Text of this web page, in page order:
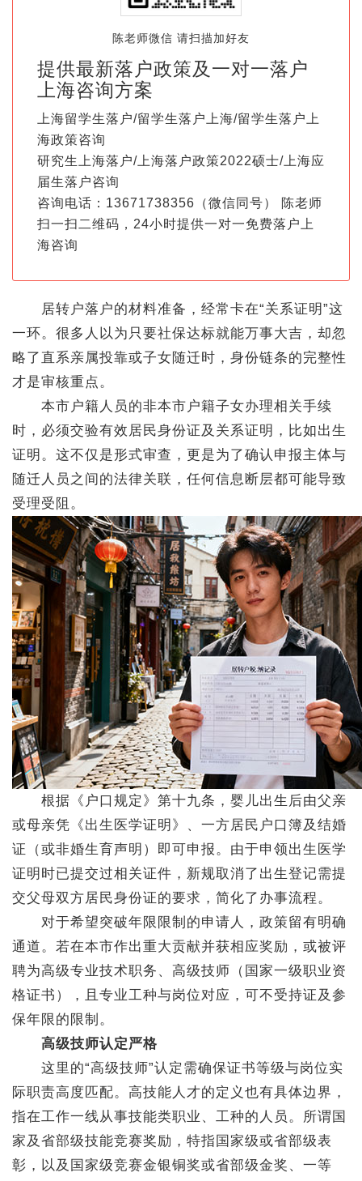
陈老师微信 请扫描加好友
提供最新落户政策及一对一落户
上海咨询方案
上海留学生落户/留学生落户上海/留学生落户上
海政策咨询
研究生上海落户/上海落户政策2022硕士/上海应
届生落户咨询
咨询电话：13671738356（微信同号） 陈老师
扫一扫二维码，24小时提供一对一免费落户上
海咨询
居转户落户的材料准备，经常卡在“关系证明”这
一环。很多人以为只要社保达标就能万事大吉，却忽
略了直系亲属投靠或子女随迁时，身份链条的完整性
才是审核重点。
本市户籍人员的非本市户籍子女办理相关手续
时，必须交验有效居民身份证及关系证明，比如出生
证明。这不仅是形式审查，更是为了确认申报主体与
随迁人员之间的法律关联，任何信息断层都可能导致
受理受阻。
根据《户口规定》第十九条，婴儿出生后由父亲
或母亲凭《出生医学证明》、一方居民户口簿及结婚
证（或非婚生育声明）即可申报。由于申领出生医学
证明时已提交过相关证件，新规取消了出生登记需提
交父母双方居民身份证的要求，简化了办事流程。
对于希望突破年限限制的申请人，政策留有明确
通道。若在本市作出重大贡献并获相应奖励，或被评
聘为高级专业技术职务、高级技师（国家一级职业资
格证书），且专业工种与岗位对应，可不受持证及参
保年限的限制。
高级技师认定严格
这里的“高级技师”认定需确保证书等级与岗位实
际职责高度匹配。高技能人才的定义也有具体边界，
指在工作一线从事技能类职业、工种的人员。所谓国
家及省部级技能竞赛奖励，特指国家级或省部级表
彰，以及国家级竞赛金银铜奖或省部级金奖、一等